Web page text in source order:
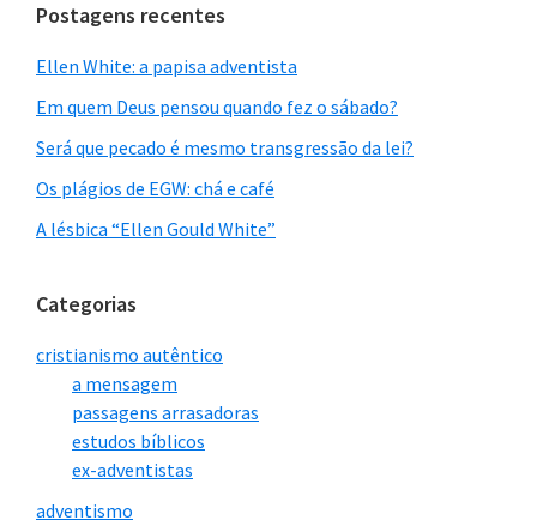
Postagens recentes
Ellen White: a papisa adventista
Em quem Deus pensou quando fez o sábado?
Será que pecado é mesmo transgressão da lei?
Os plágios de EGW: chá e café
A lésbica “Ellen Gould White”
Categorias
cristianismo autêntico
a mensagem
passagens arrasadoras
estudos bíblicos
ex-adventistas
adventismo